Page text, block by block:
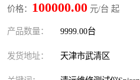
价格： 100000.00 元/台 起
产品数量： 9999.00台
发货地址： 天津市武清区